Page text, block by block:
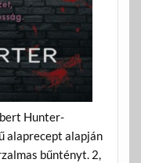
Hunter-
alaprecept alapján
bűntényt. 2,